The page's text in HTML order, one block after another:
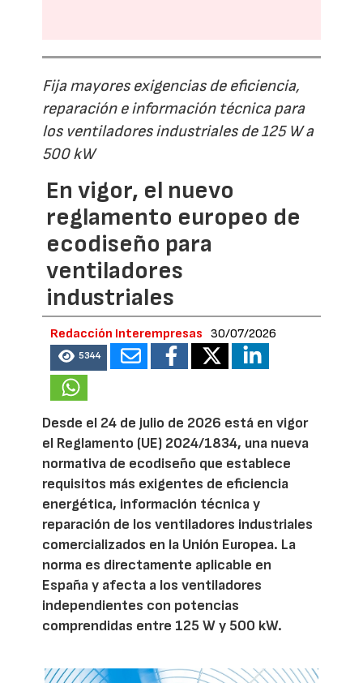
Fija mayores exigencias de eficiencia,
reparación e información técnica para
los ventiladores industriales de 125 W a
500 kW
En vigor, el nuevo
reglamento europeo de
ecodiseño para
ventiladores
industriales
Redacción Interempresas 30/07/2026
5344
Desde el 24 de julio de 2026 está en vigor
el Reglamento (UE) 2024/1834, una nueva
normativa de ecodiseño que establece
requisitos más exigentes de eficiencia
energética, información técnica y
reparación de los ventiladores industriales
comercializados en la Unión Europea. La
norma es directamente aplicable en
España y afecta a los ventiladores
independientes con potencias
comprendidas entre 125 W y 500 kW.